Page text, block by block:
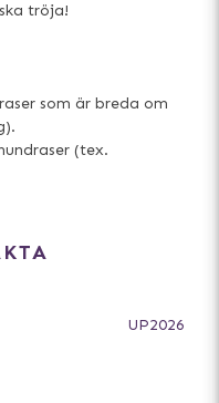
tröja!
som är breda om
(tex.
UP2026